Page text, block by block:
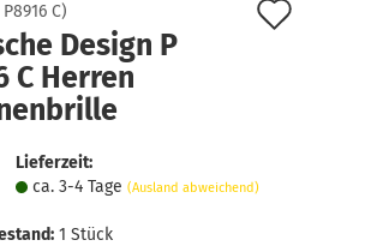
vergessen?
P8916 C)
Design P
C Herren
Lieferzeit:
ca. 3-4 Tage (Ausland abweichend)
1 Stück